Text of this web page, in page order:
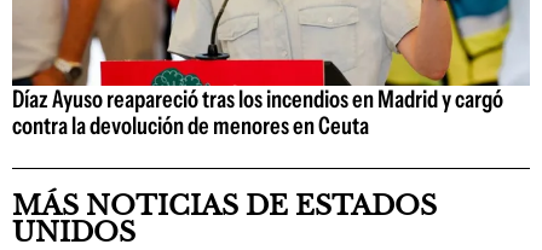
Díaz Ayuso reapareció tras los incendios en Madrid y cargó
contra la devolución de menores en Ceuta
MÁS NOTICIAS DE ESTADOS
UNIDOS